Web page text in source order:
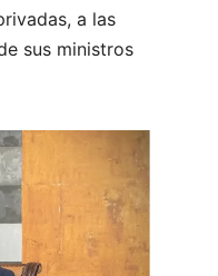
a las
sus ministros